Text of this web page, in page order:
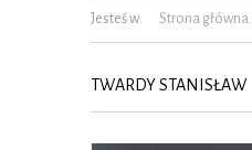
Jesteś w: Strona główna:
TWARDY STANISŁAW